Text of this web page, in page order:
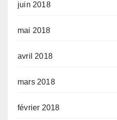
juin 2018
mai 2018
avril 2018
mars 2018
février 2018